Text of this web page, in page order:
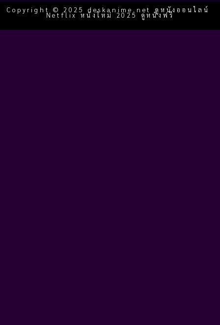
Copyright © 2025 deskanime.net ดูหนังออนไลน์
Netflix หนังใหม่ 2025 ดูหนังฟรี